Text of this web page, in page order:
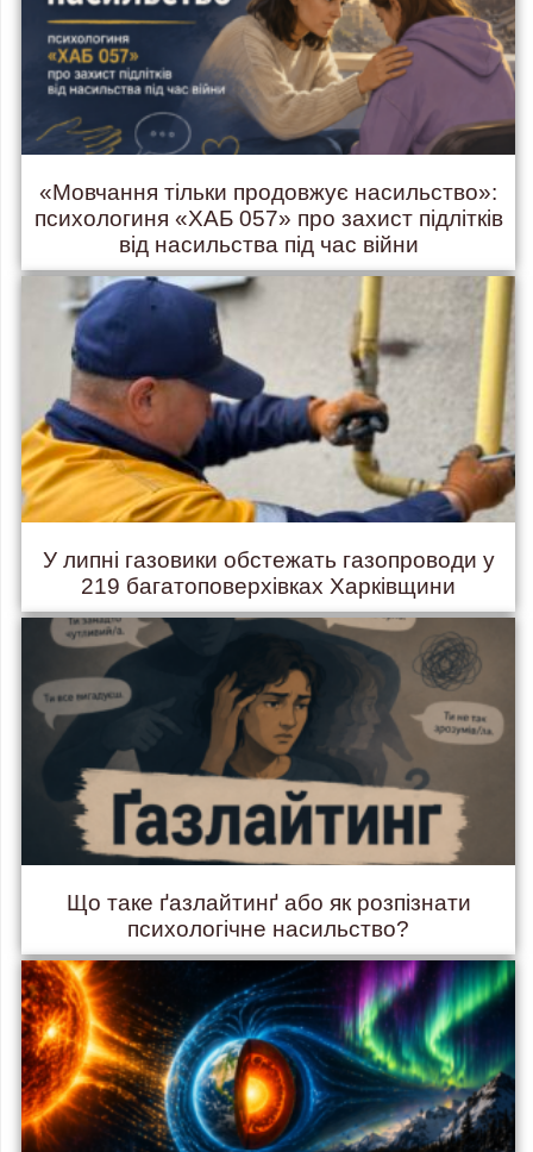
«Мовчання тільки продовжує насильство»:
психологиня «ХАБ 057» про захист підлітків
від насильства під час війни
У липні газовики обстежать газопроводи у
219 багатоповерхівках Харківщини
Що таке ґазлайтинґ або як розпізнати
психологічне насильство?